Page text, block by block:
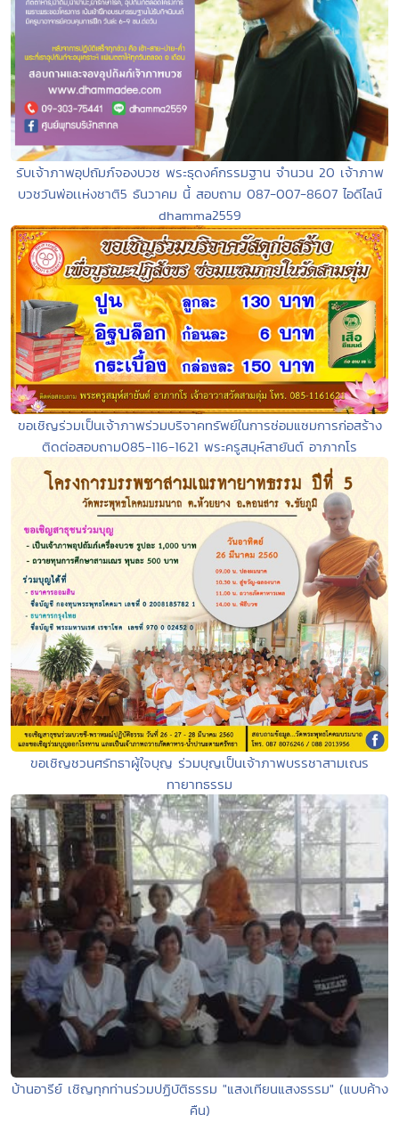
รับเจ้าภาพอุปถัมภ์จองบวช พระธุดงค์กรรมฐาน จำนวน 20 เจ้าภาพ
บวชวันพ่อเเห่งชาติ5 ธันวาคม นี้ สอบถาม 087-007-8607 ไอดีไลน์
dhamma2559
ขอเชิญร่วมเป็นเจ้าภาพร่วมบริจาคทรัพย์ในการซ่อมแซมการก่อสร้าง
ติดต่อสอบถาม085-116-1621 พระครูสมุห์สายันต์ อาภากโร
ขอเชิญชวนศรัทธาผู้ใจบุญ ร่วมบุญเป็นเจ้าภาพบรรชาสามเณร
ทายาทธรรม
บ้านอารีย์ เชิญทุกท่านร่วมปฏิบัติธรรม "แสงเทียนแสงธรรม" (แบบค้าง
คืน)